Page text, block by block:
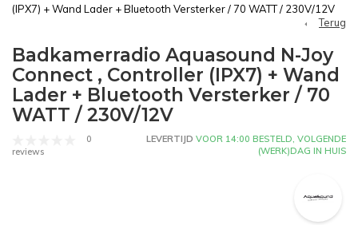
(IPX7) + Wand Lader + Bluetooth Versterker / 70 WATT / 230V/12V
Terug
Badkamerradio Aquasound N-Joy
Connect , Controller (IPX7) + Wand
Lader + Bluetooth Versterker / 70
WATT / 230V/12V
0
reviews
LEVERTIJD VOOR 14:00 BESTELD, VOLGENDE
(WERK)DAG IN HUIS